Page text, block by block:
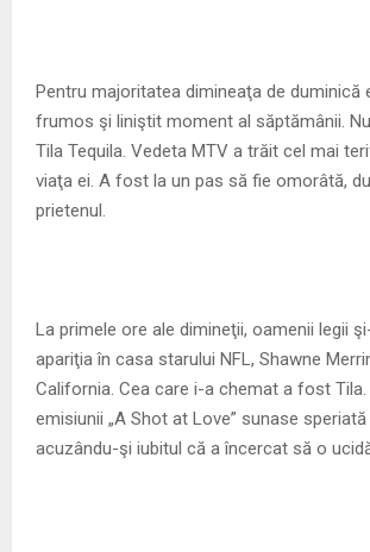
N
U
Pentru majoritatea dimineaţa de duminică
frumos şi liniştit moment al săptămânii.
Tila Tequila. Vedeta MTV a trăit cel mai
viaţa ei. A fost la un pas să fie omorâtă,
prietenul.
La primele ore ale dimineţii, oamenii legii
apariţia în casa starului NFL, Shawne
California. Cea care i-a chemat a fost
emisiunii „A Shot at Love” sunase
acuzându-şi iubitul că a încercat să o